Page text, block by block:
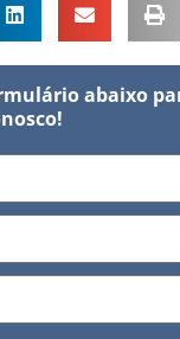
abaixo